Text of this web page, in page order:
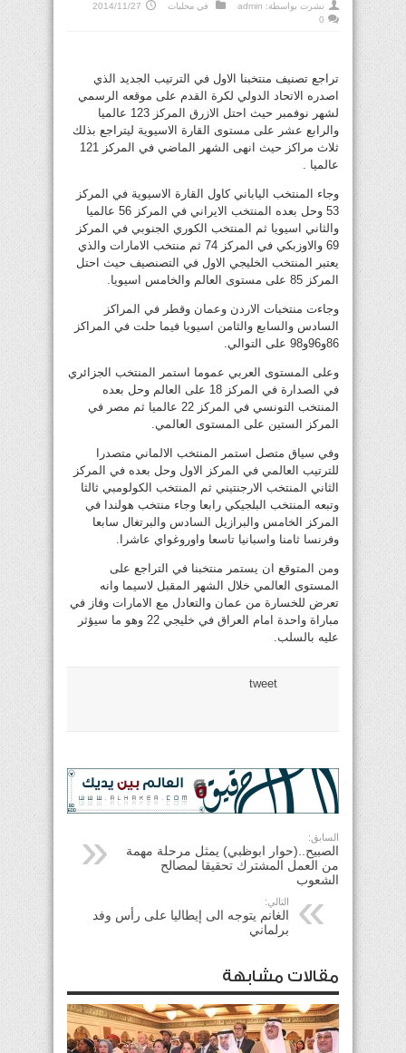
نشرت بواسطة: admin في محليات
2014/11/27
0
تراجع تصنيف منتخبنا الاول في الترتيب الجديد الذي
اصدره الاتحاد الدولي لكرة القدم على موقعه الرسمي
لشهر نوفمبر حيث احتل الازرق المركز 123 عالميا
والرابع عشر على مستوى القارة الاسيوية ليتراجع بذلك
ثلاث مراكز حيث انهى الشهر الماضي في المركز 121
عالميا .
وجاء المنتخب الياباني كاول القارة الاسيوية في المركز
53 وحل بعده المنتخب الايراني في المركز 56 عالميا
والثاني اسيويا ثم المنتخب الكوري الجنوبي في المركز
69 والاوزبكي في المركز 74 ثم منتخب الامارات والذي
يعتبر المنتخب الخليجي الاول في التصنصيف حيث احتل
المركز 85 على مستوى العالم والخامس اسيويا.
وجاءت منتخبات الاردن وعمان وقطر في المراكز
السادس والسابع والثامن اسيويا فيما حلت في المراكز
86و96و98 على التوالي.
وعلى المستوى العربي عموما استمر المنتخب الجزائري
في الصدارة في المركز 18 على العالم وحل بعده
المنتخب التونسي في المركز 22 عالميا ثم مصر في
المركز الستين على المستوى العالمي.
وفي سياق متصل استمر المنتخب الالماني متصدرا
للترتيب العالمي في المركز الاول وحل بعده في المركز
الثاني المنتخب الارجنتيني ثم المنتخب الكولومبي ثالثا
وتبعه المنتخب البلجيكي رابعا وجاء منتخب هولندا في
المركز الخامس والبرازيل السادس والبرتغال سابعا
وفرنسا ثامنا واسبانيا تاسعا واوروغواي عاشرا.
ومن المتوقع ان يستمر منتخبنا في التراجع على
المستوى العالمي خلال الشهر المقبل لاسيما وانه
تعرض للخسارة من عمان والتعادل مع الامارات وفاز في
مباراة واحدة امام العراق في خليجي 22 وهو ما سيؤثر
عليه بالسلب.
tweet
السابق:
الصبيح..(حوار ابوظبي) يمثل مرحلة مهمة
من العمل المشترك تحقيقا لمصالح
الشعوب
التالي:
الغانم يتوجه الى إيطاليا على رأس وفد
برلماني
مقالات مشابهة